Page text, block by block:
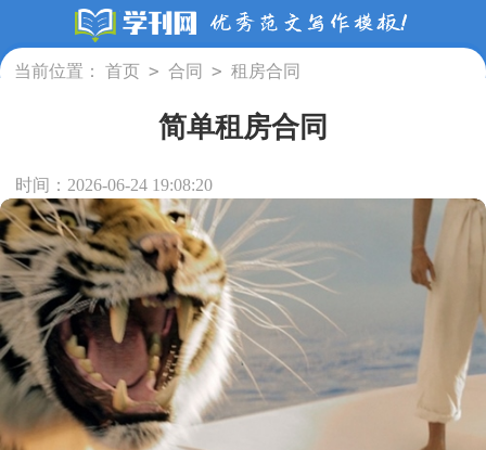
当前位置： 首页 > 合同 > 租房合同
简单租房合同
时间：2026-06-24 19:08:20